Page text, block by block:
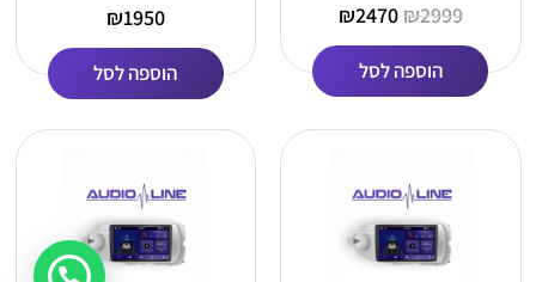
₪2999
₪2470
הוספה לסל
₪1950
הוספה לסל